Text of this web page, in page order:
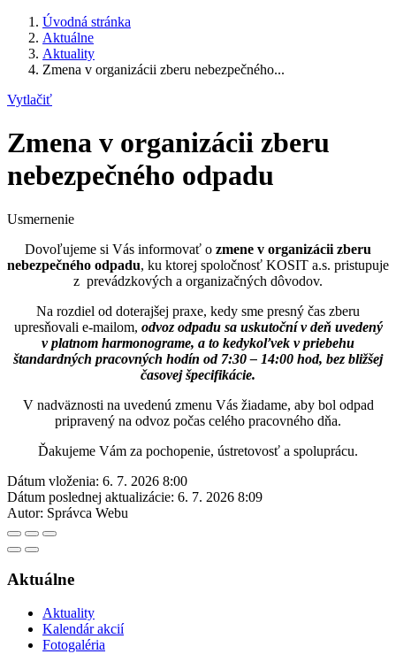
Úvodná stránka
Aktuálne
Aktuality
Zmena v organizácii zberu nebezpečného...
Vytlačiť
Zmena v organizácii zberu
nebezpečného odpadu
Usmernenie
Dovoľujeme si Vás informovať o zmene v organizácii zberu
nebezpečného odpadu, ku ktorej spoločnosť KOSIT a.s. pristupuje
z prevádzkových a organizačných dôvodov.
Na rozdiel od doterajšej praxe, kedy sme presný čas zberu
upresňovali e-mailom, odvoz odpadu sa uskutoční v deň uvedený
v platnom harmonograme, a to kedykoľvek v priebehu
štandardných pracovných hodín od 7:30 – 14:00 hod, bez bližšej
časovej špecifikácie.
V nadväznosti na uvedenú zmenu Vás žiadame, aby bol odpad
pripravený na odvoz počas celého pracovného dňa.
Ďakujeme Vám za pochopenie, ústretovosť a spoluprácu.
Dátum vloženia: 6. 7. 2026 8:00
Dátum poslednej aktualizácie: 6. 7. 2026 8:09
Autor: Správca Webu
Aktuálne
Aktuality
Kalendár akcií
Fotogaléria